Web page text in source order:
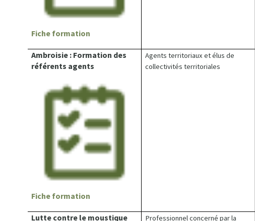
Fiche formation
Ambroisie : Formation des
référents agents
Fiche formation
Agents territoriaux et élus de
collectivités territoriales
Lutte contre le moustique Professionnel concerné par la